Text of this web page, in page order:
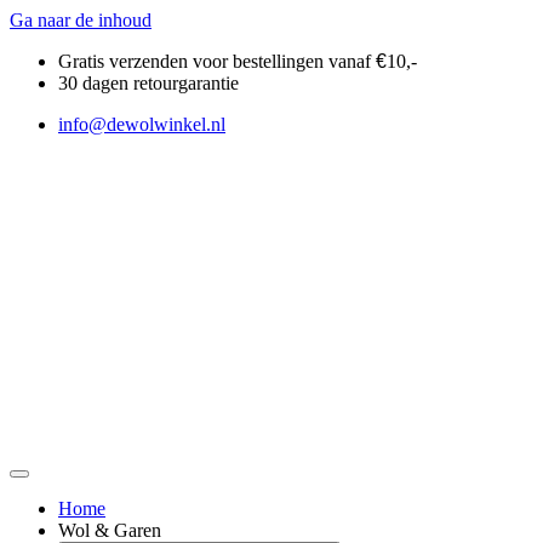
Ga naar de inhoud
Gratis verzenden voor bestellingen vanaf€10,-
30 dagen retourgarantie
info@dewolwinkel.nl
Home
Wol & Garen